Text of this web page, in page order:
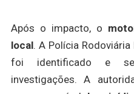
Após o impacto, o
local. A Polícia
foi identificado e
investigações. A